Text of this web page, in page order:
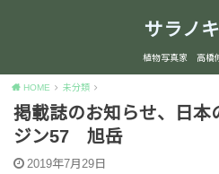
サラノ
植物写真家 高橋
HOME 未分類
掲載誌のお知らせ、日本
ジン57 旭岳
2019年7月29日